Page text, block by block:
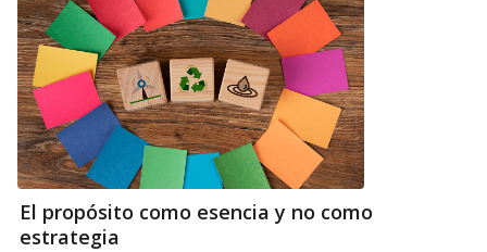
El propósito como esencia y no como
estrategia